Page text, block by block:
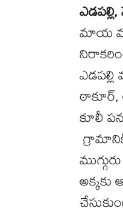
ఎడపల్లి,
మాయ
ఠాకూర్,
కూలీ
అక్కకు